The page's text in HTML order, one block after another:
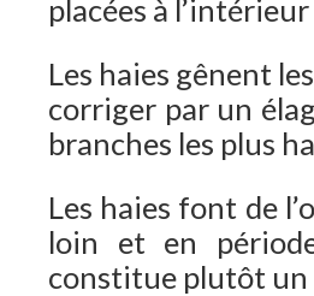
placées à
Les haies gênent
corriger par un
branches les plus
Les haies font de
loin et en
constitue plutôt un